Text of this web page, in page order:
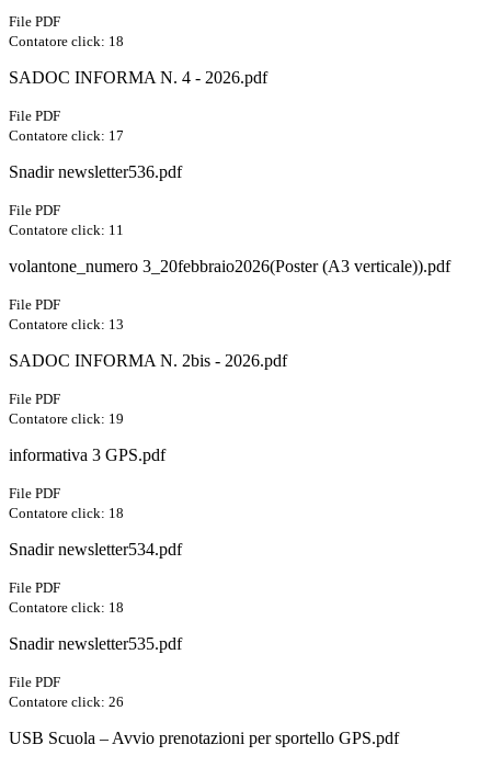
File PDF
Contatore click: 18
SADOC INFORMA N. 4 - 2026.pdf
File PDF
Contatore click: 17
Snadir newsletter536.pdf
File PDF
Contatore click: 11
volantone_numero 3_20febbraio2026(Poster (A3 verticale)).pdf
File PDF
Contatore click: 13
SADOC INFORMA N. 2bis - 2026.pdf
File PDF
Contatore click: 19
informativa 3 GPS.pdf
File PDF
Contatore click: 18
Snadir newsletter534.pdf
File PDF
Contatore click: 18
Snadir newsletter535.pdf
File PDF
Contatore click: 26
USB Scuola – Avvio prenotazioni per sportello GPS.pdf